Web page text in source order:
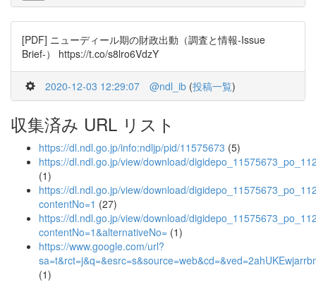
[PDF] ニューディール期の財政出動（調査と情報-Issue
Brief-） https://t.co/s8lro6VdzY
2020-12-03 12:29:07 @ndl_ib (投稿一覧)
収集済み URL リスト
https://dl.ndl.go.jp/info:ndljp/pid/11575673 (5)
https://dl.ndl.go.jp/view/download/
(1)
https://dl.ndl.go.jp/view/download/
contentNo=1 (27)
https://dl.ndl.go.jp/view/download/
contentNo=1&alternativeNo= (1)
https://www.google.com/url?
(1)